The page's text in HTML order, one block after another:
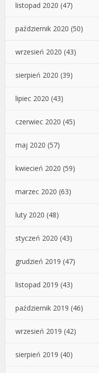
listopad 2020 (47)
październik 2020 (50)
wrzesień 2020 (43)
sierpień 2020 (39)
lipiec 2020 (43)
czerwiec 2020 (45)
maj 2020 (57)
kwiecień 2020 (59)
marzec 2020 (63)
luty 2020 (48)
styczeń 2020 (43)
grudzień 2019 (47)
listopad 2019 (43)
październik 2019 (46)
wrzesień 2019 (42)
sierpień 2019 (40)